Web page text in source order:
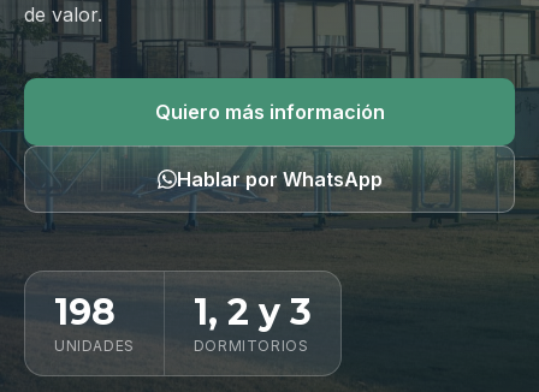
Hablar por WhatsApp
de valor.
Quiero más información
Hablar por WhatsApp
198
UNIDADES
1, 2 y 3
DORMITORIOS